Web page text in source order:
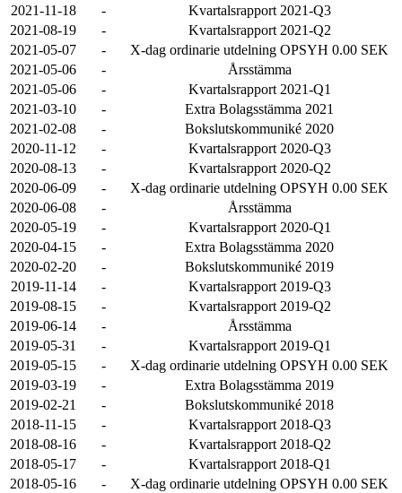
2021-11-18 -
Kvartalsrapport 2021-Q3
2021-08-19
-
Kvartalsrapport 2021-Q2
2021-05-07
-
X-dag ordinarie utdelning OPSYH 0.00 SEK
2021-05-06
-
Årsstämma
2021-05-06
-
Kvartalsrapport 2021-Q1
2021-03-10
-
Extra Bolagsstämma 2021
2021-02-08
-
Bokslutskommuniké 2020
2020-11-12
-
Kvartalsrapport 2020-Q3
2020-08-13
-
Kvartalsrapport 2020-Q2
2020-06-09
-
X-dag ordinarie utdelning OPSYH 0.00 SEK
2020-06-08
-
Årsstämma
2020-05-19
-
Kvartalsrapport 2020-Q1
2020-04-15
-
Extra Bolagsstämma 2020
2020-02-20
-
Bokslutskommuniké 2019
2019-11-14
-
Kvartalsrapport 2019-Q3
2019-08-15
-
Kvartalsrapport 2019-Q2
2019-06-14
-
Årsstämma
2019-05-31
-
Kvartalsrapport 2019-Q1
2019-05-15
-
X-dag ordinarie utdelning OPSYH 0.00 SEK
2019-03-19
-
Extra Bolagsstämma 2019
2019-02-21
-
Bokslutskommuniké 2018
2018-11-15
-
Kvartalsrapport 2018-Q3
2018-08-16
-
Kvartalsrapport 2018-Q2
2018-05-17
-
Kvartalsrapport 2018-Q1
2018-05-16
-
X-dag ordinarie utdelning OPSYH 0.00 SEK